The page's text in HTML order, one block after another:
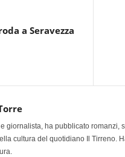
a Seravezza
giornalista, ha pubblicato romanzi,
cultura del quotidiano Il Tirreno.